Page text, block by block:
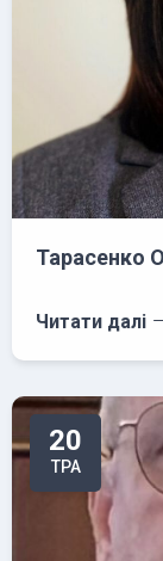
Тарасенко
Читати далі
20
ТРА